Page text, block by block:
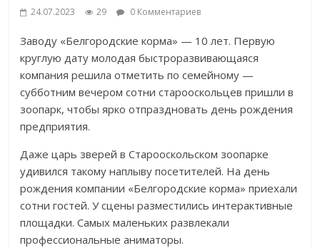
24.07.2023 29 0 Комментариев
Заводу «Белгородские корма» — 10 лет. Первую
круглую дату молодая быстроразвивающаяся
компания решила отметить по семейному —
субботним вечером сотни старооскольцев пришли в
зоопарк, чтобы ярко отпраздновать день рождения
предприятия.
Даже царь зверей в Старооскольском зоопарке
удивился такому наплыву посетителей. На день
рождения компании «Белгородские корма» приехали
сотни гостей. У сцены разместились интерактивные
площадки. Самых маленьких развлекали
профессиональные аниматоры.